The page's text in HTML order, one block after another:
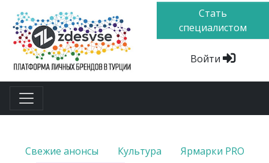
Стать
специалистом
Войти
Свежие анонсы Культура
Ярмарки PRO